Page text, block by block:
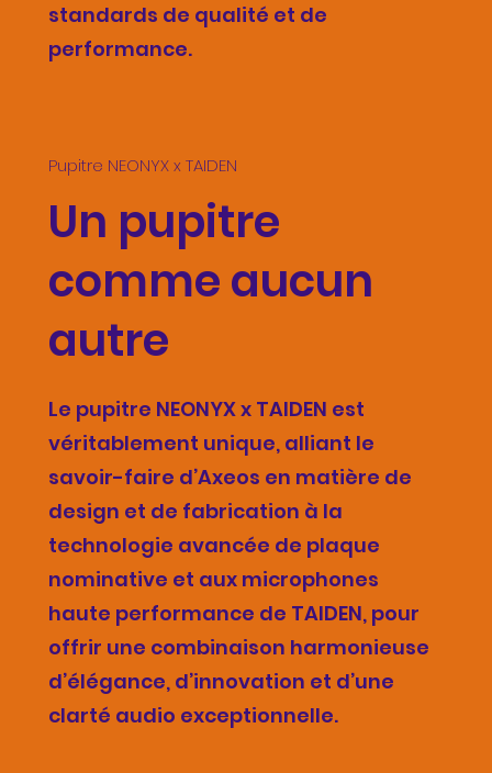
standards de qualité et de
performance.
Pupitre NEONYX x TAIDEN
Un pupitre
comme aucun
autre
Le pupitre NEONYX x TAIDEN est
véritablement unique, alliant le
savoir-faire d’Axeos en matière de
design et de fabrication à la
technologie avancée de plaque
nominative et aux microphones
haute performance de TAIDEN, pour
offrir une combinaison harmonieuse
d’élégance, d’innovation et d’une
clarté audio exceptionnelle.